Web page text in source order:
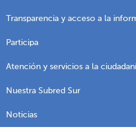
Transparencia y acceso a la
Participa
Atención y servicios a la
Nuestra Subred Sur
Noticias